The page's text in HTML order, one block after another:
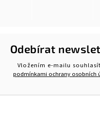
Odebírat
Vložením e-mailu
podmínkami ochrany osobních